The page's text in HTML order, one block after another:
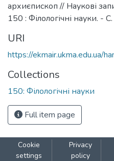
архиєпископ // Наукові
150 : Філологічні науки. -
URI
https://ekmair.ukma.edu.ua/
Collections
150: Філологічні науки
Full item page
Cookie
settings
Privacy
policy